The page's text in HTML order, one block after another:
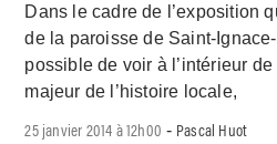
Dans le cadre de l’exposition
de la paroisse de Saint-
possible de voir à l’intérieur
majeur de l’histoire locale,
25 janvier 2014 à 12h00 - Pascal Huot